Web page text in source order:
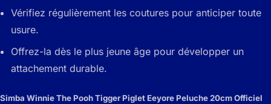
Vérifiez régulièrement les coutures pour anticiper toute
usure.
Offrez-la dès le plus jeune âge pour développer un
attachement durable.
Simba Winnie The Pooh Tigger Piglet Eeyore Peluche 20cm Officiel